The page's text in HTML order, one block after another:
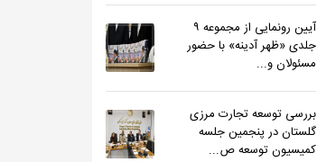
آیین رونمایی از مجموعه ۹
جلدی «ظهر آدینه» با حضور
مسئولان و...
بررسی توسعه تجارت مرزی
گلستان در پنجمین جلسه
کمیسیون توسعه ص...